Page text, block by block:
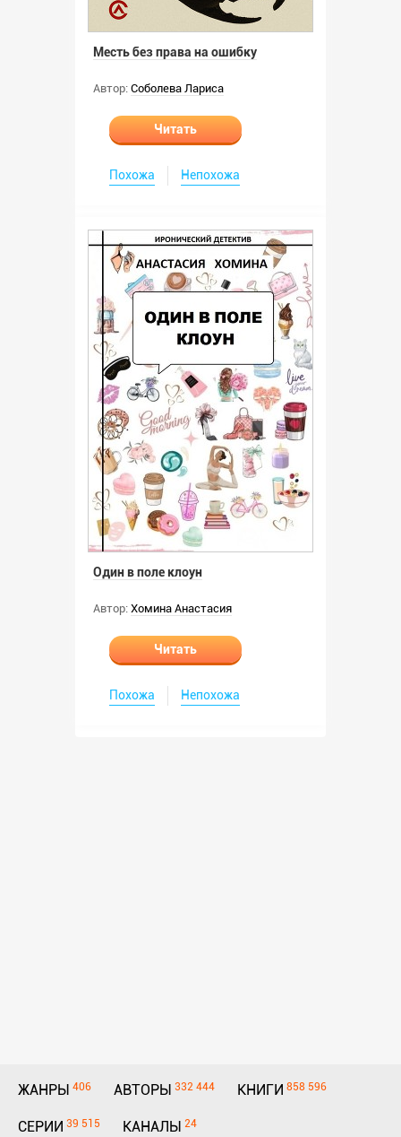
Месть без права на ошибку
Автор: Соболева Лариса
Читать
Похожа Непохожа
Один в поле клоун
Автор: Хомина Анастасия
Читать
Похожа Непохожа
ЖАНРЫ 406 АВТОРЫ 332 444 КНИГИ 858 596
СЕРИИ 39 515 КАНАЛЫ 24